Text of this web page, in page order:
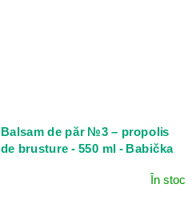
Balsam de păr №3 – propolis
de brusture - 550 ml - Babička
În stoc